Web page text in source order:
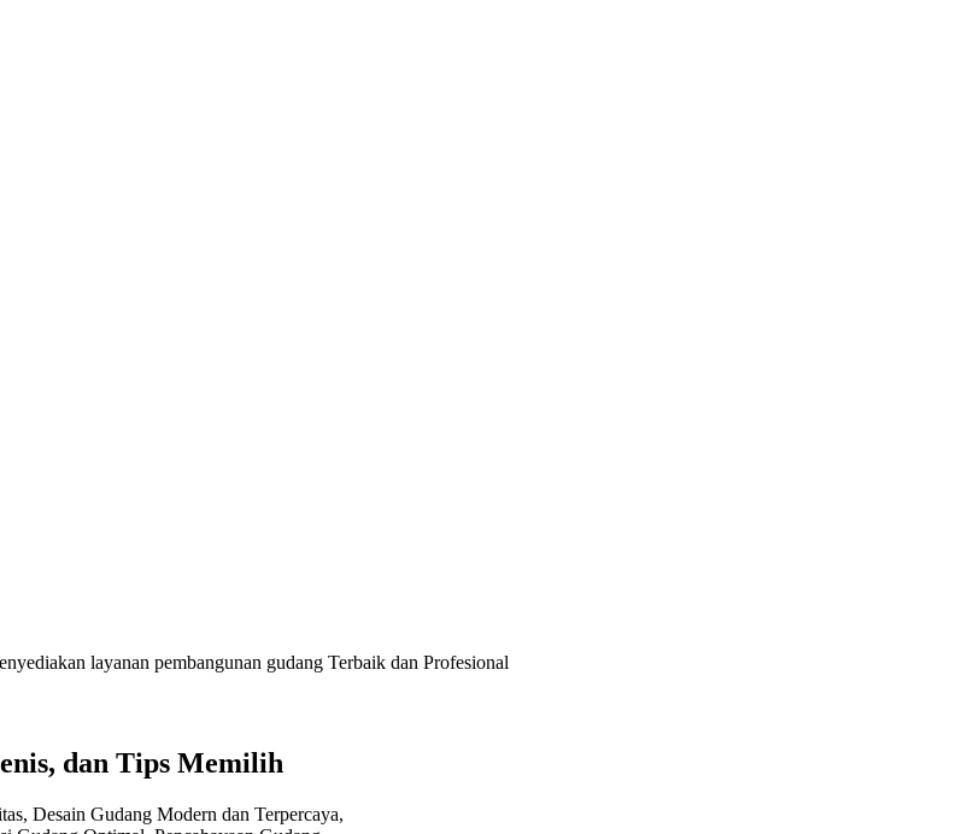
layanan pembangunan gudang Terbaik dan Profesional
dan Tips Memilih